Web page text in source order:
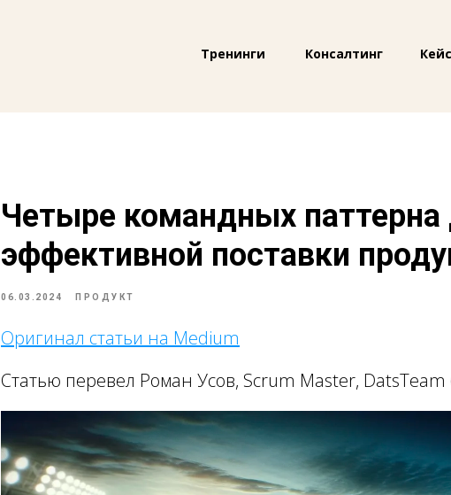
Тренинги Консалтинг
Четыре командных паттерна
эффективной поставки
06.03.2024 ПРОДУКТ
Оригинал статьи на Medium
Статью перевел Роман Усов, Scrum Master,